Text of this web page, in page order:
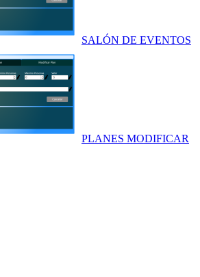
SALÓN DE EVENTOS
PLANES MODIFICAR